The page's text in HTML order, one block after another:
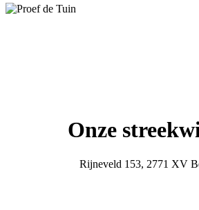
Onze
Rijneveld 153, 2771 XV